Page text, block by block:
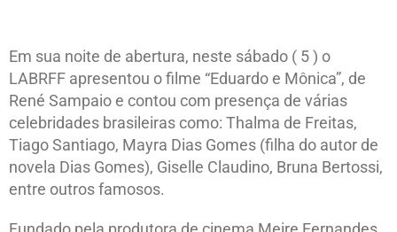
Em sua noite de abertura, neste sábado ( 5 ) o
LABRFF apresentou o filme “Eduardo e Mônica”, de
René Sampaio e contou com presença de várias
celebridades brasileiras como: Thalma de Freitas,
Tiago Santiago, Mayra Dias Gomes (filha do autor de
novela Dias Gomes), Giselle Claudino, Bruna Bertossi,
entre outros famosos.